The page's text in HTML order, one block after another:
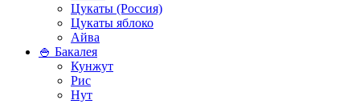
Цукаты (Россия)
Цукаты яблоко
Айва
🍚 Бакалея
Кунжут
Рис
Нут